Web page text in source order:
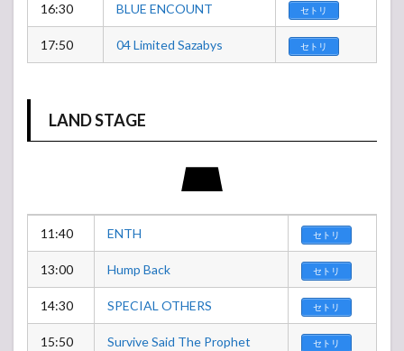
16:30 BLUE ENCOUNT セトリ
17:50 04 Limited Sazabys セトリ
LAND STAGE
11:40 ENTH セトリ
13:00 Hump Back セトリ
14:30 SPECIAL OTHERS セトリ
15:50 Survive Said The Prophet セトリ